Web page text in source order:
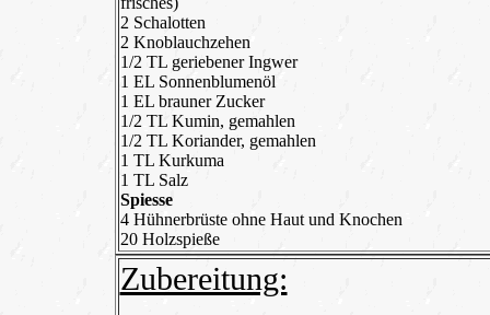
2 Schalotten
2 Knoblauchzehen
1/2 TL geriebener Ingwer
1 EL Sonnenblumenöl
1 EL brauner Zucker
1/2 TL Kumin, gemahlen
1/2 TL Koriander, gemahlen
1 TL Kurkuma
1 TL Salz
Spiesse
4 Hühnerbrüste ohne Haut und Knochen
20 Holzspieße
Zubereitung: